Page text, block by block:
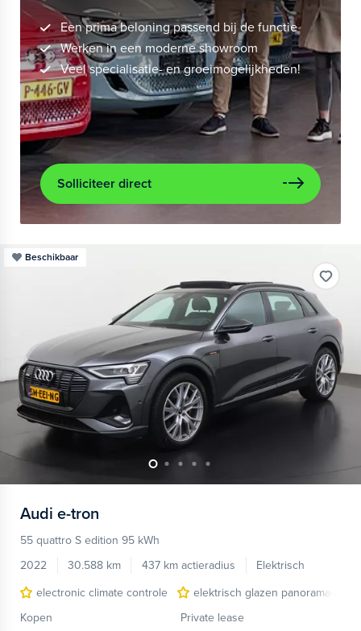
Een prima beloning passend bij de functie
Werken in een moderne showroom
Veel specialisatie- en groeimogelijkheden!
Solliciteer direct
Beschikbaar
Audi e-tron
55 quattro S edition 95 kWh
2022
30.588 km 437 km actieradius
Elektrisch
electronic climate controle
elektrisch glazen panorama-dak
Kopen
Private lease